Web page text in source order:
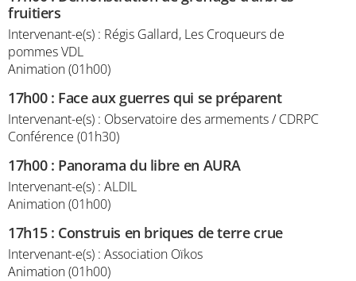
fruitiers
Intervenant-e(s) : Régis Gallard, Les Croqueurs de
pommes VDL
Animation (01h00)
17h00: Face aux guerres qui se préparent
Intervenant-e(s) : Observatoire des armements / CDRPC
Conférence (01h30)
17h00: Panorama du libre en AURA
Intervenant-e(s) : ALDIL
Animation (01h00)
17h15: Construis en briques de terre crue
Intervenant-e(s) : Association Oïkos
Animation (01h00)